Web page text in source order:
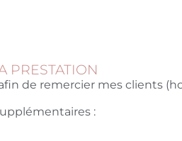
PRESTATION
de remercier mes clients
: